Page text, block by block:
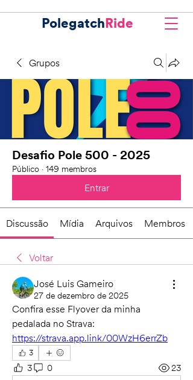
PolegatchRide
Grupos
Desafio Pole 500 - 2025
Público · 149 membros
Entrar
Discussão Mídia Arquivos Membros
Voltar
José Luis Gameiro
27 de dezembro de 2025
Confira esse Flyover da minha
https://strava.app.link/00WzH6errZb
3
3 0 23